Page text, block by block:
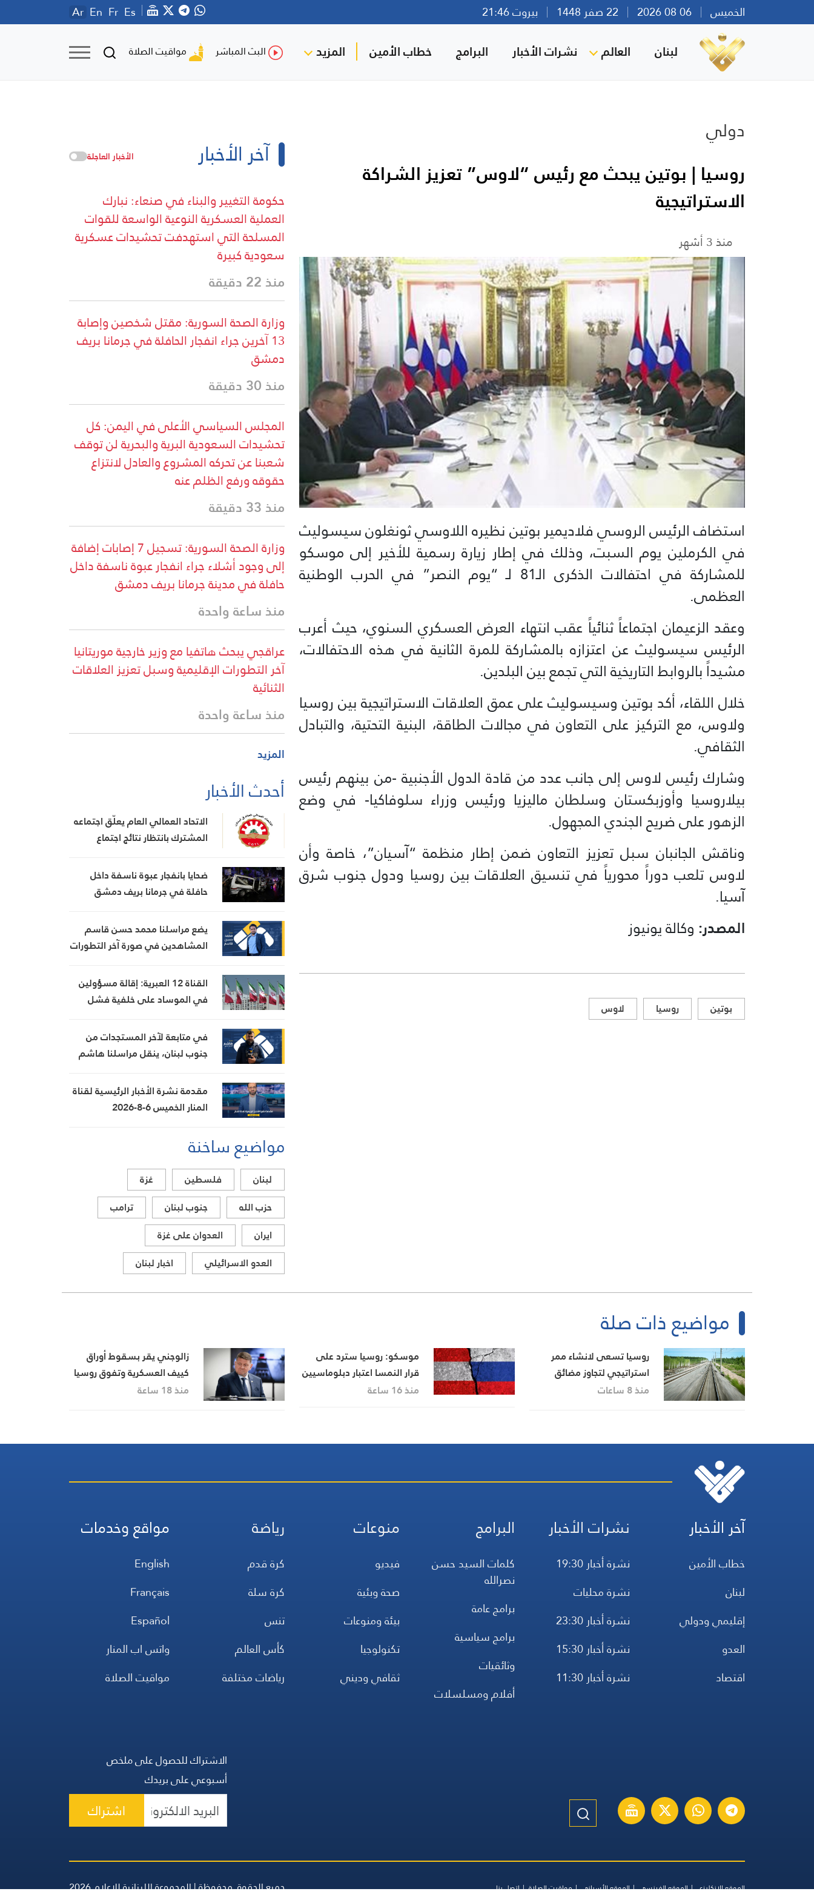
الخميس بيروت 21:46 Ar En Fr Es
لبنان العالم نشرات الأخبار البرامج خطاب الأمين المزيد البث المباشر مواقيت الصلاة
دولي
روسيا | بوتين يبحث مع رئيس “لاوس” تعزيز الشراكة
الاستراتيجية
منذ 3 أشهر
استضاف الرئيس الروسي فلاديمير بوتين نظيره اللاوسي ثونغلون سيسوليث
في الكرملين يوم السبت، وذلك في إطار زيارة رسمية للأخير إلى موسكو
للمشاركة في احتفالات الذكرى الـ81 لـ “يوم النصر” في الحرب الوطنية
العظمى.
وعقد الزعيمان اجتماعاً ثنائياً عقب انتهاء العرض العسكري السنوي، حيث أعرب
الرئيس سيسوليث عن اعتزازه بالمشاركة للمرة الثانية في هذه الاحتفالات،
مشيداً بالروابط التاريخية التي تجمع بين البلدين.
خلال اللقاء، أكد بوتين وسيسوليث على عمق العلاقات الاستراتيجية بين روسيا
ولاوس، مع التركيز على التعاون في مجالات الطاقة، البنية التحتية، والتبادل
الثقافي.
وشارك رئيس لاوس إلى جانب عدد من قادة الدول الأجنبية -من بينهم رئيس
بيلاروسيا وأوزبكستان وسلطان ماليزيا ورئيس وزراء سلوفاكيا- في وضع
الزهور على ضريح الجندي المجهول.
وناقش الجانبان سبل تعزيز التعاون ضمن إطار منظمة “آسيان”، خاصة وأن
لاوس تلعب دوراً محورياً في تنسيق العلاقات بين روسيا ودول جنوب شرق
آسيا.
المصدر: وكالة يونيوز
بوتين روسيا لاوس
آخر الأخبار الأخبار العاجلة
حكومة التغيير والبناء في صنعاء: نبارك
العملية العسكرية النوعية الواسعة للقوات
المسلحة التي استهدفت تحشيدات عسكرية
سعودية كبيرة
منذ 22 دقيقة
وزارة الصحة السورية: مقتل شخصين وإصابة
13 آخرين جراء انفجار الحافلة في جرمانا بريف
دمشق
منذ 30 دقيقة
المجلس السياسي الأعلى في اليمن: كل
تحشيدات السعودية البرية والبحرية لن توقف
شعبنا عن تحركه المشروع والعادل لانتزاع
حقوقه ورفع الظلم عنه
منذ 33 دقيقة
وزارة الصحة السورية: تسجيل 7 إصابات إضافة
إلى وجود أشلاء جراء انفجار عبوة ناسفة داخل
حافلة في مدينة جرمانا بريف دمشق
منذ ساعة واحدة
عراقجي يبحث هاتفيا مع وزير خارجية موريتانيا
آخر التطورات الإقليمية وسبل تعزيز العلاقات
الثنائية
منذ ساعة واحدة
المزيد
أحدث الأخبار
الاتحاد العمالي العام يعلّق اجتماعه
المشترك بانتظار نتائج اجتماع
ضحايا بانفجار عبوة ناسفة داخل
حافلة في جرمانا بريف دمشق
يضع مراسلنا محمد حسن قاسم
المشاهدين في صورة آخر التطورات
المستجدات على الساحتين
السياسية والميدانية، إلى جانب
المواقف الرسمية وأبرز التطورات
والإقليمي
القناة 12 العبرية: إقالة مسؤولين
في الموساد على خلفية فشل
في متابعة لآخر المستجدات من
جنوب لبنان، ينقل مراسلنا هاشم
الميدانية
مقدمة نشرة الأخبار الرئيسية لقناة
المنار الخميس 6-8-2026
مواضيع ساخنة
لبنان فلسطين
غزة
حزب الله
جنوب لبنان
ترامب
ايران
العدوان على غزة
العدو الاسرائيلي
اخبار لبنان
مواضيع ذات صلة
روسيا تسعى لانشاء ممر
استراتيجي لتجاوز مضائق
البوسفور وهرمز
منذ 8 ساعات
موسكو: روسيا سترد على
قرار النمسا اعتبار دبلوماسيين
روس أشخاصا غير مرغوب فيهم
منذ 16 ساعة
زالوجني يقر بسقوط أوراق
كييف العسكرية وتفوق روسيا
الميداني
منذ 18 ساعة
آخر الأخبار
خطاب الأمين
لبنان
إقليمي ودولي
العدو
اقتصاد
نشرات الأخبار
نشرة أخبار 19:30
نشرة محليات
نشرة أخبار 23:30
نشرة أخبار 15:30
نشرة أخبار 11:30
البرامج
كلمات السيد حسن
نصرالله
برامج عامة
برامج سياسية
وثائقيات
أفلام ومسلسلات
منوعات
فيديو
صحة وبئية
بيئة ومنوعات
تكنولوجيا
ثقافي وديني
رياضة
كرة قدم
كرة سلة
تنس
كأس العالم
رياضات مختلفة
مواقع وخدمات
English
Français
Español
واتس اب المنار
مواقيت الصلاة
الاشتراك للحصول على ملخص
أسبوعي على بريدك
اشتراك
الموقع الإنكليزي الموقع الفرنسي الموقع الأسباني مواقيت الصلاة اتصل بنا جميع الحقوق محفوظة | المجموعة اللبنانية للإعلام 2026